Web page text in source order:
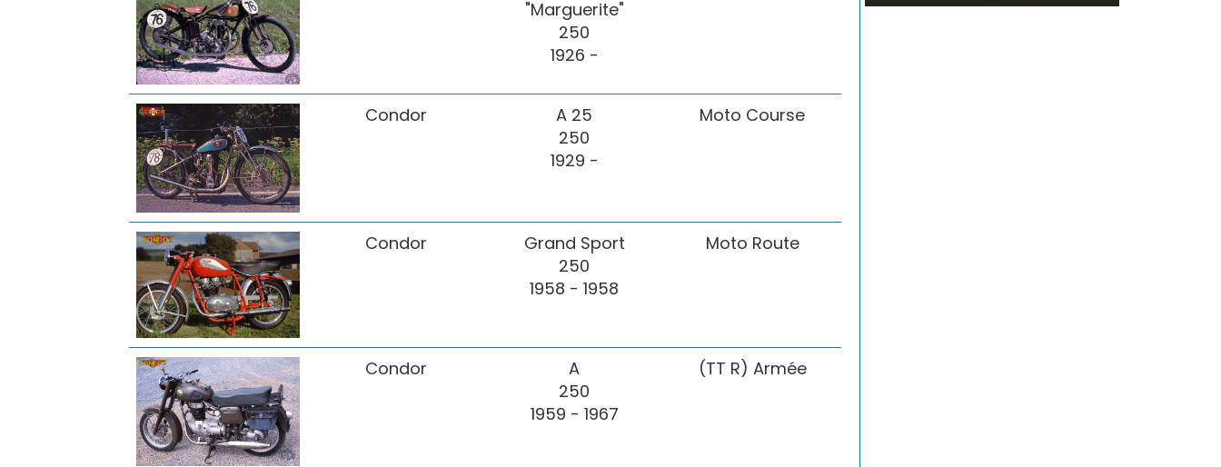
"Marguerite"
250
1926 -
Condor
A 25
250
1929 -
Moto Course
Condor
Grand Sport
250
1958 - 1958
Moto Route
Condor
A
250
1959 - 1967
(TT R) Armée